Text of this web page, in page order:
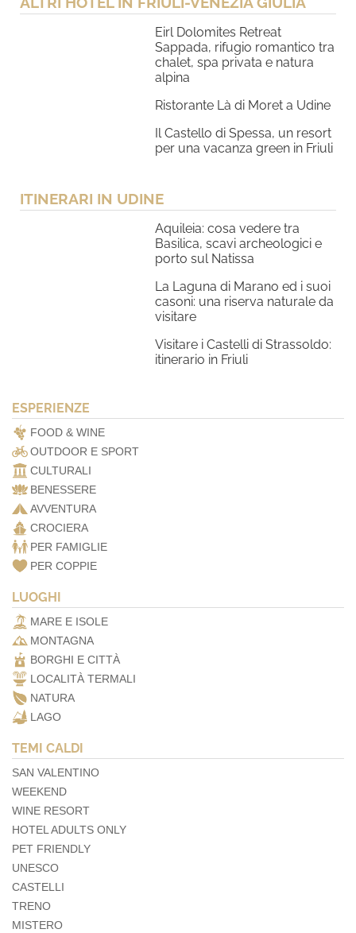
Eirl Dolomites Retreat
Sappada, rifugio romantico tra
chalet, spa privata e natura
alpina
Ristorante Là di Moret a Udine
Il Castello di Spessa, un resort
per una vacanza green in Friuli
ITINERARI IN UDINE
Aquileia: cosa vedere tra
Basilica, scavi archeologici e
porto sul Natissa
La Laguna di Marano ed i suoi
casoni: una riserva naturale da
visitare
Visitare i Castelli di Strassoldo:
itinerario in Friuli
ESPERIENZE
FOOD & WINE
OUTDOOR E SPORT
CULTURALI
BENESSERE
AVVENTURA
CROCIERA
PER FAMIGLIE
PER COPPIE
LUOGHI
MARE E ISOLE
MONTAGNA
BORGHI E CITTÀ
LOCALITÀ TERMALI
NATURA
LAGO
TEMI CALDI
SAN VALENTINO
WEEKEND
WINE RESORT
HOTEL ADULTS ONLY
PET FRIENDLY
UNESCO
CASTELLI
TRENO
MISTERO